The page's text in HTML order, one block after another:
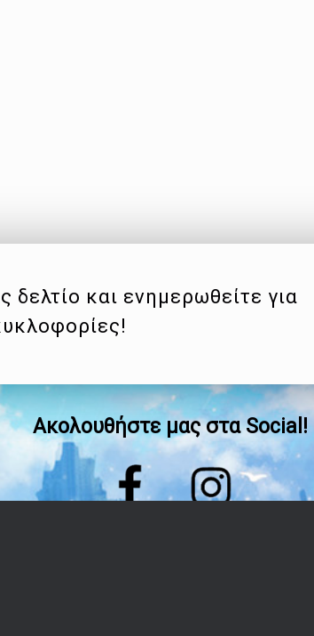
και ενημερωθείτε για
Ακολουθήστε μας στα Social!